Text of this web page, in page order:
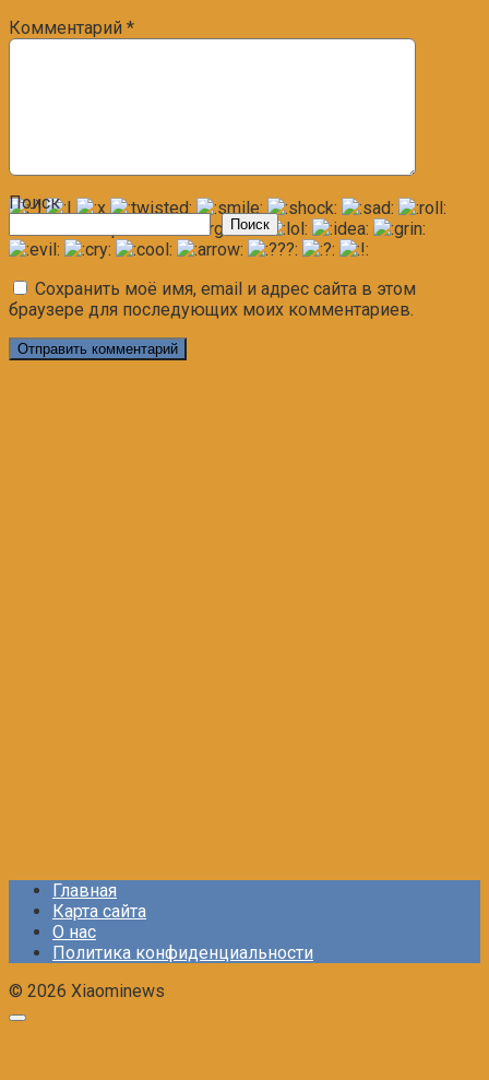
Комментарий *
Сохранить моё имя, email и адрес сайта в этом
браузере для последующих моих комментариев.
Поиск
Поиск
Главная
Карта сайта
О нас
Политика конфиденциальности
© 2026 Xiaominews